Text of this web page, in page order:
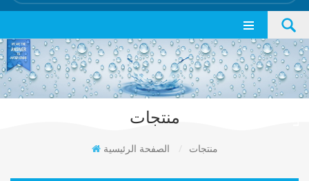
منتجات
الصفحة الرئيسية / منتجات